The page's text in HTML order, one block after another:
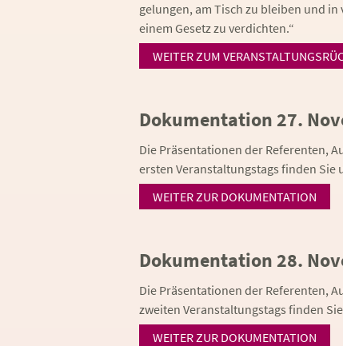
gelungen, am Tisch zu bleiben und
einem Gesetz zu verdichten.“
WEITER ZUM
Dokumentation 27.
Die Präsentationen der Referenten,
ersten Veranstaltungstags finden Sie
WEITER ZUR DOKUMENTATION
Dokumentation 28.
Die Präsentationen der Referenten,
zweiten Veranstaltungstags finden
WEITER ZUR DOKUMENTATION